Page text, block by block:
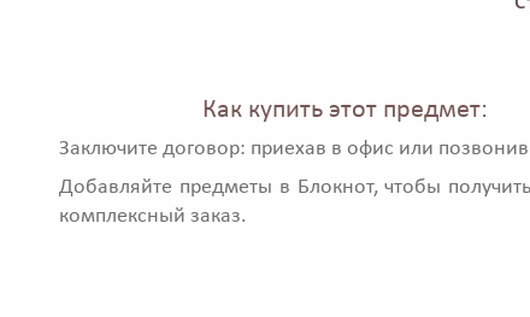
Как купить этот предмет:
Заключите договор: приехав в офис или
Добавляйте предметы в Блокнот, чтобы
комплексный заказ.